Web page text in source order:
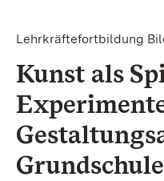
Lehrkräftefortbildung
Kunst als
Grundschule